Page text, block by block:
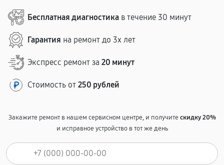
Бесплатная диагностика в течение 30 минут
Гарантия на ремонт до 3х лет
Экспресс ремонт за 20 минут
Стоимость от 250 рублей
Закажите ремонт в нашем сервисном центре, и получитескидку 20%
и исправное устройство в тот же день